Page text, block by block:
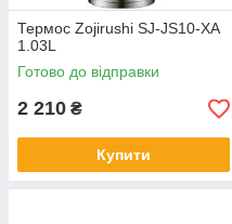
Термос Zojirushi SJ-JS10-XA
1.03L
Готово до відправки
2 210 ₴
Купити